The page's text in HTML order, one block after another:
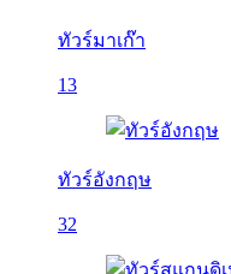
ทัวร์มาเก๊า
13
ทัวร์อังกฤษ
32